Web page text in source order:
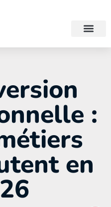
:
en